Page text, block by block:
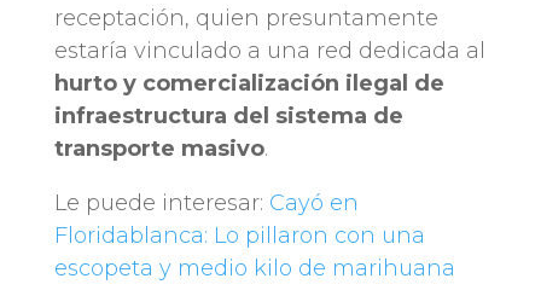
receptación, quien presuntamente
estaría vinculado a una red dedicada al
hurto y comercialización ilegal de
infraestructura del sistema de
transporte masivo.
Le puede interesar: Cayó en
Floridablanca: Lo pillaron con una
escopeta y medio kilo de marihuana